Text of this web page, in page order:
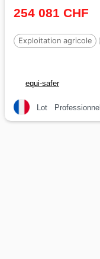
254 081 CHF
Exploitation agricole
equi-safer
Lot Professionnel